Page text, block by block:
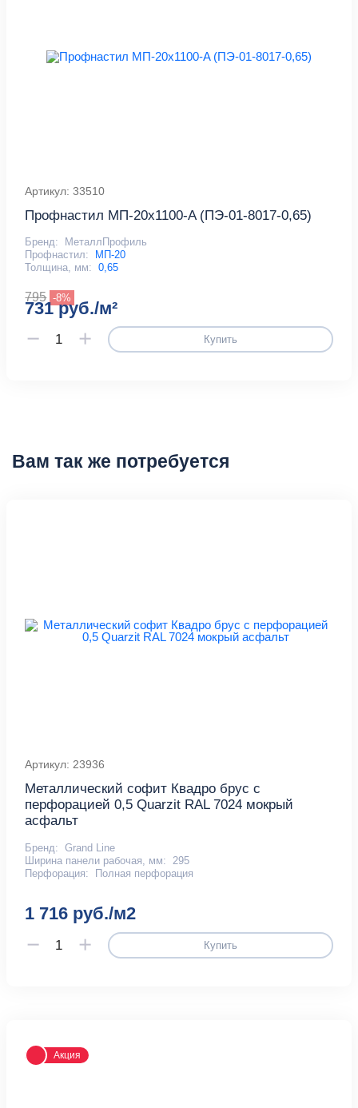
Артикул: 33510
Профнастил МП-20x1100-A (ПЭ-01-8017-0,65)
Бренд:
МеталлПрофиль
Профнастил:
МП-20
Толщина, мм: 0,65
795 -8%
731 руб./м²
Купить
Вам так же потребуется
Артикул: 23936
Металлический софит Квадро брус с
перфорацией 0,5 Quarzit RAL 7024 мокрый
асфальт
Бренд: Grand Line
Ширина панели рабочая, мм:
295
Перфорация:
Полная перфорация
1 716 руб./м2
Купить
Акция